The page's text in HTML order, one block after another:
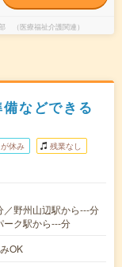
（医療福祉介護関連）
などできる
休み 残業なし
野州山辺駅から---分
ーク駅から---分
OK